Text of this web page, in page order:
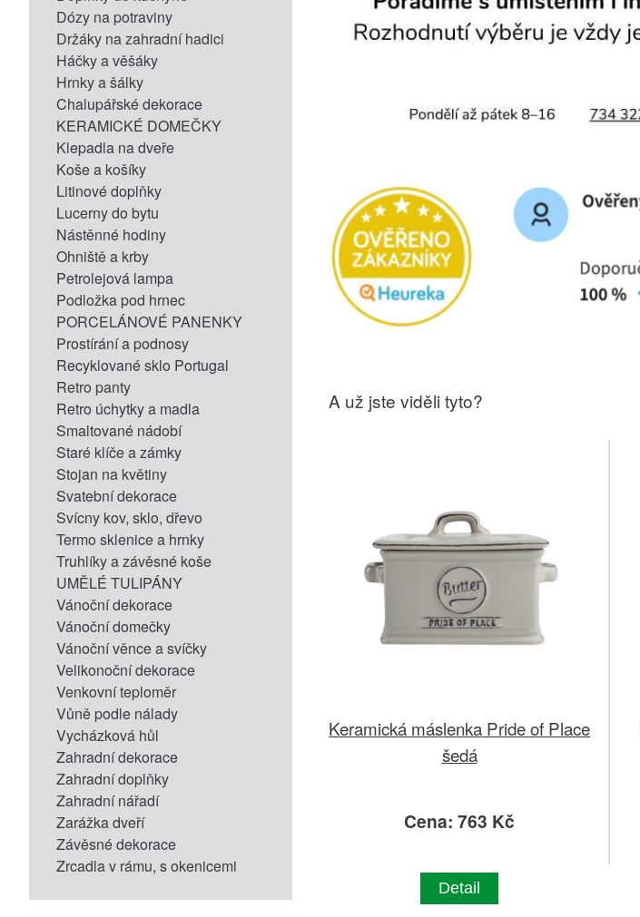
Dózy na potraviny
Držáky na zahradní hadici
Háčky a věšáky
Hrnky a šálky
Chalupářské dekorace
KERAMICKÉ DOMEČKY
Klepadla na dveře
Koše a košíky
Litinové doplňky
Lucerny do bytu
Nástěnné hodiny
Ohniště a krby
Petrolejová lampa
Podložka pod hrnec
PORCELÁNOVÉ PANENKY
Prostírání a podnosy
Recyklované sklo Portugal
Retro panty
Retro úchytky a madla
Smaltované nádobí
Staré klíče a zámky
Stojan na květiny
Svatební dekorace
Svícny kov, sklo, dřevo
Termo sklenice a hrnky
Truhlíky a závěsné koše
UMĚLÉ TULIPÁNY
Vánoční dekorace
Vánoční domečky
Vánoční věnce a svíčky
Velikonoční dekorace
Venkovní teploměr
Vůně podle nálady
Vycházková hůl
Zahradní dekorace
Zahradní doplňky
Zahradní nářadí
Zarážka dveří
Závěsné dekorace
Zrcadla v rámu, s okenicemi
A už jste viděli tyto?
Keramická máslenka Pride of Place
šedá
Cena: 763 Kč
Detail